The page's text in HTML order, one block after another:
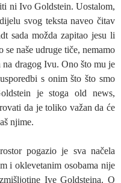
ni Ivo Goldstein. Uostalom,
svog teksta naveo čitav
sada možda zapitao jesu li
naše udruge tiče, nemamo
na dragog Ivu. Ono što mu je
s onim što što smo
je stoga old news,
da je toliko važan da će
njime.
pogazio je sva načela
i oklevetanim osobama nije
Ive Goldsteina. O